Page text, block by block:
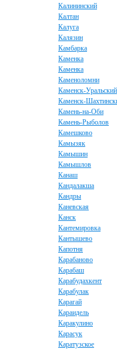
Калининский
Калтан
Калуга
Калязин
Камбарка
Каменка
Каменка
Каменоломни
Каменск-Уральский
Каменск-
Камень-на-Оби
Камень-Рыболов
Камешково
Камызяк
Камышин
Камышлов
Канаш
Кандалакша
Кандры
Каневская
Канск
Кантемировка
Кантышево
Капотня
Карабаново
Карабаш
Карабудахкент
Карабулак
Карагай
Караидель
Каракулино
Карасук
Каратузское